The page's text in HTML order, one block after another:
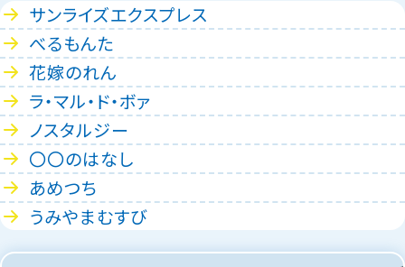
サンライズエクスプレス
べるもんた
花嫁のれん
ラ・マル・ド・ボァ
ノスタルジー
〇〇のはなし
あめつち
うみやまむすび